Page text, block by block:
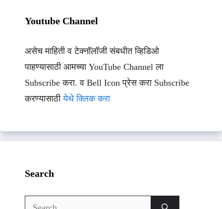
Youtube Channel
असेच माहिती व टेक्नॉलॉजी संबधीत व्हिडिओ
पाहण्यासाठी आमच्या YouTube Channel ला
Subscribe करा. व Bell Icon प्रेस करा Subscribe
करण्यासाठीयेथे क्लिक करा
Search
Search